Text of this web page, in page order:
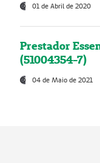
01 de Abril de 2020
Prestador
(51004354-7)
04 de Maio de 2021